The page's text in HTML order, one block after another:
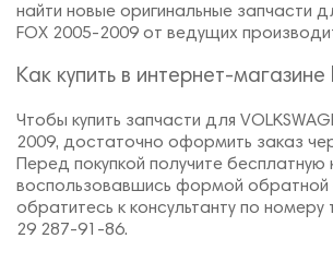
найти новые оригинальные запчасти
FOX 2005-2009 от ведущих
Как купить в интернет-магазине
Чтобы купить запчасти для
2009, достаточно оформить заказ
Перед покупкой получите бесплатную
воспользовавшись формой обратной
обратитесь к консультанту по
29 287-91-86.